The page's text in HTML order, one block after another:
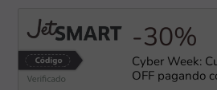
-30%
Cyber Week:
OFF pagando